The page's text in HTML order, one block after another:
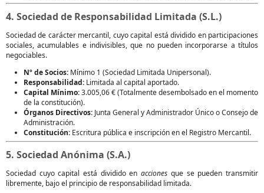
4. Sociedad de Responsabilidad Limitada (S.L.)
Sociedad de carácter mercantil, cuyo capital está dividido en participaciones
sociales, acumulables e indivisibles, que no pueden incorporarse a títulos
negociables.
Nº de Socios: Mínimo 1 (Sociedad Limitada Unipersonal).
Responsabilidad: Limitada al capital aportado.
Capital Mínimo:3.005,06 € (Totalmente desembolsado en el momento
de la constitución).
Órganos Directivos: Junta General y Administrador Único o Consejo de
Administración.
Constitución: Escritura pública e inscripción en el Registro Mercantil.
5. Sociedad Anónima (S.A.)
Sociedad cuyo capital está dividido enacciones que se pueden transmitir
libremente, bajo el principio de responsabilidad limitada.